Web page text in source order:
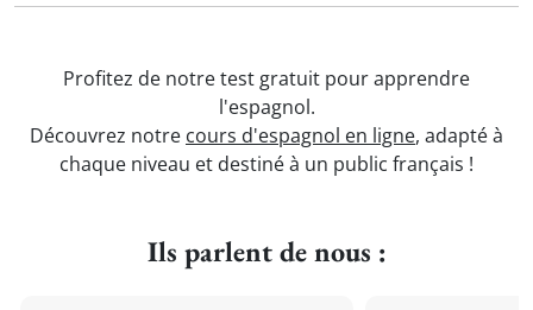
Profitez de notre test gratuit pour apprendre
l'espagnol.
Découvrez notre cours d'espagnol en ligne, adapté à
chaque niveau et destiné à un public français !
Ils parlent de nous :